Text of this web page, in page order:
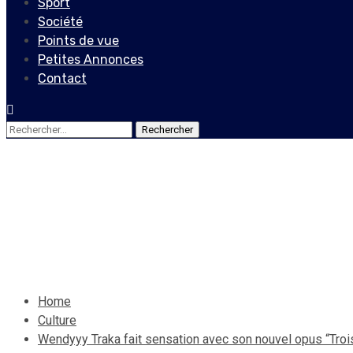
Société
Points de vue
Petites Annonces
Contact
Rechercher :
Home
Culture
Wendyyy Traka fait sensation avec son nouvel opus